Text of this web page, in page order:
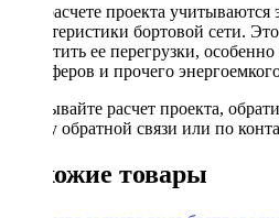
При расчете проекта учитываются
характеристики бортовой сети.
допустить ее перегрузки,
сабвуферов и прочего
Заказывайте расчет проекта,
форму обратной связи или по
Похожие товары